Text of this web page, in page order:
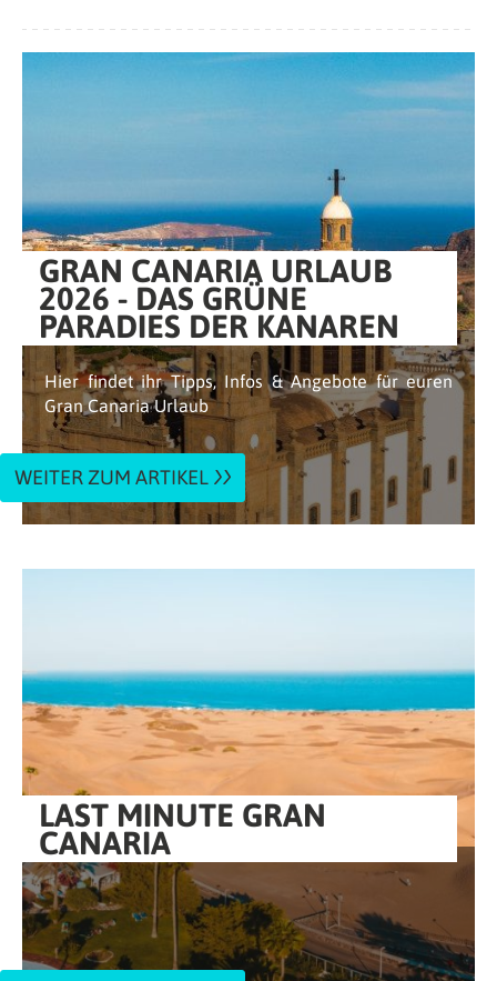
GRAN CANARIA URLAUB
2026 - DAS GRÜNE
PARADIES DER KANAREN
Hier findet ihr Tipps, Infos & Angebote für euren
Gran Canaria Urlaub
WEITER ZUM ARTIKEL
LAST MINUTE GRAN
CANARIA